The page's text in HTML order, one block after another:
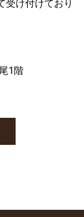
受け付けており
1階